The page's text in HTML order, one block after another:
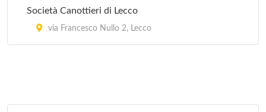
Società Canottieri di Lecco
via Francesco Nullo 2, Lecco